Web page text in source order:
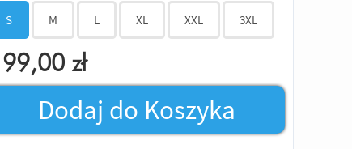
S M L XL XXL 3XL
199,00 zł
Dodaj do Koszyka